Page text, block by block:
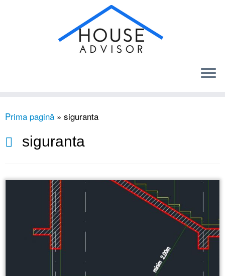
laPrima pagină » siguranta
siguranta